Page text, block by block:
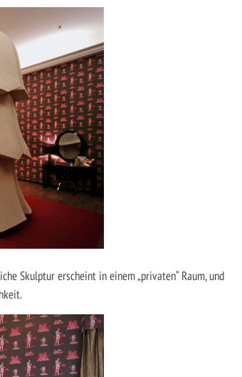
Skulptur erscheint in einem „privaten“ Raum, und